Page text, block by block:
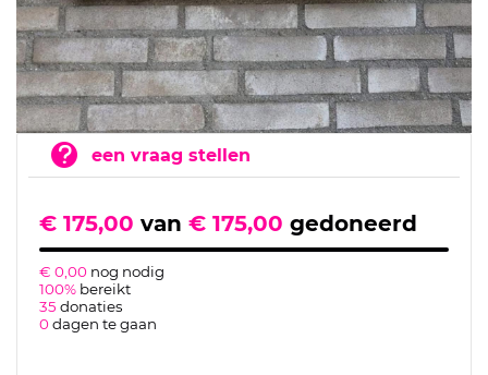
een vraag stellen
€ 175,00 van € 175,00 gedoneerd
€ 0,00 nog nodig
100% bereikt
35 donaties
0dagen te gaan